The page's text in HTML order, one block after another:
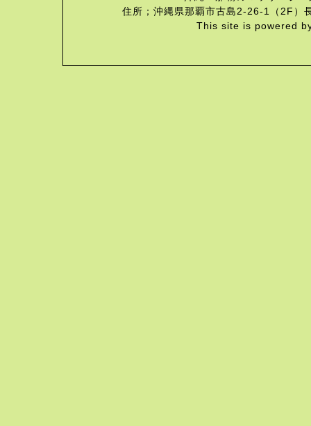
住所；沖縄県那覇市古島2-26-1（2F
This site is powered